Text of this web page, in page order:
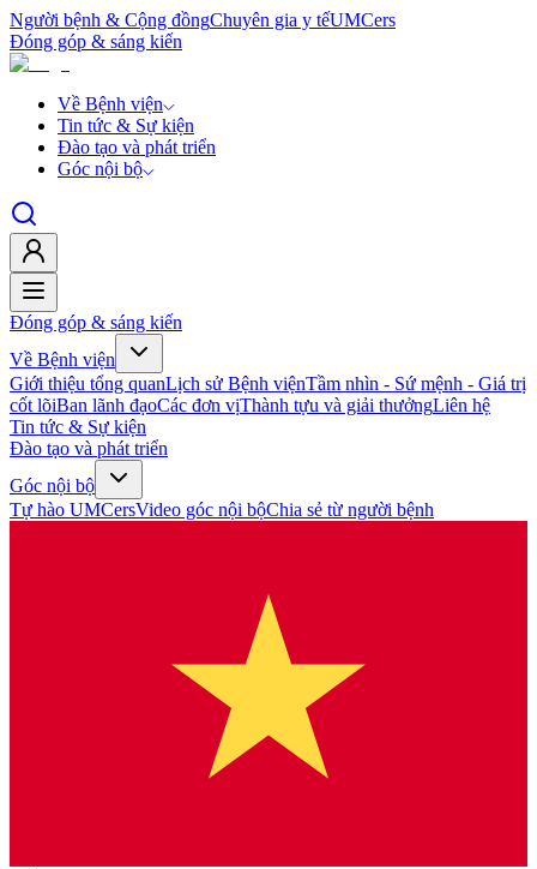
Người bệnh & Cộng đồngChuyên gia y tếUMCers
Đóng góp & sáng kiến
Về Bệnh viện
Tin tức & Sự kiện
Đào tạo và phát triển
Góc nội bộ
Đóng góp & sáng kiến
Về Bệnh viện
Giới thiệu tổng quanLịch sử Bệnh việnTầm nhìn - Sứ mệnh - Giá trị
cốt lõiBan lãnh đạoCác đơn vịThành tựu và giải thưởngLiên hệ
Tin tức & Sự kiện
Đào tạo và phát triển
Góc nội bộ
Tự hào UMCersVideo góc nội bộChia sẻ từ người bệnh